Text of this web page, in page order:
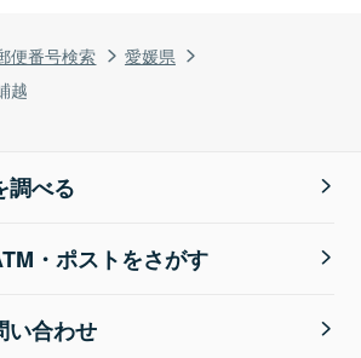
便番号検索
愛媛県
越
調べる
・ポストをさがす
い合わせ